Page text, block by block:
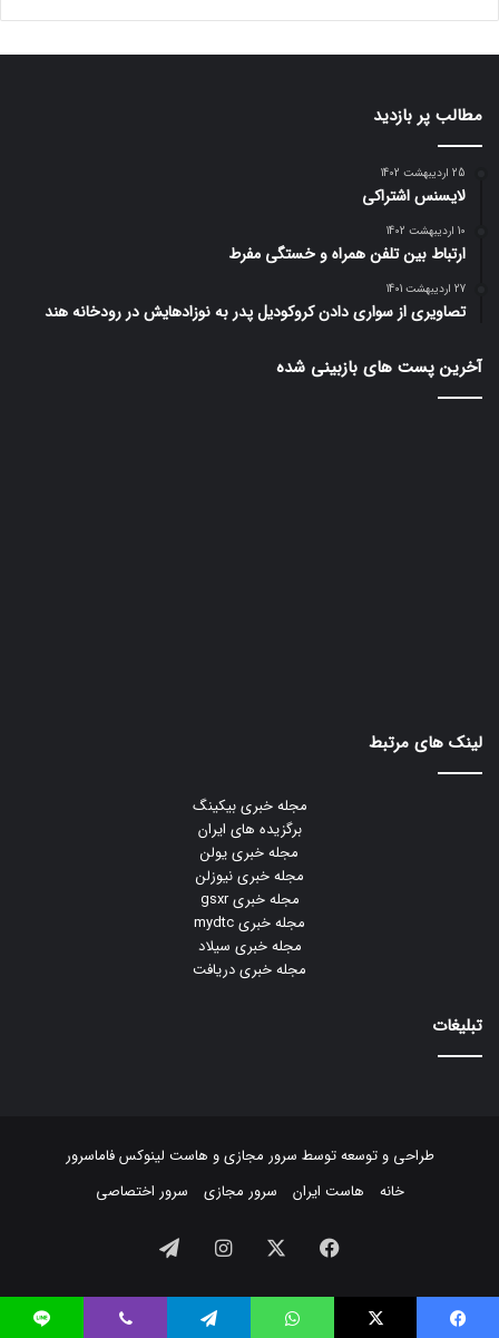
مطالب پر بازدید
25 اردیبهشت 1402
لایسنس اشتراکی
10 اردیبهشت 1402
ارتباط بین تلفن همراه و خستگی مفرط
27 اردیبهشت 1401
تصاویری از سواری دادن کروکودیل پدر به نوزادهایش در رودخانه هند
آخرین پست های بازبینی شده
لینک های مرتبط
مجله خبری بیکینگ
برگزیده های ایران
مجله خبری یولن
مجله خبری نیوزلن
مجله خبری gsxr
مجله خبری mydtc
مجله خبری سیلاد
مجله خبری دریافت
تبلیغات
طراحی و توسعه توسط سرور مجازیو هاست لینوکسفاماسرور
خانه
هاست ایران سرور مجازی سرور اختصاصی
فیسبوک ایکس اینستاگرام